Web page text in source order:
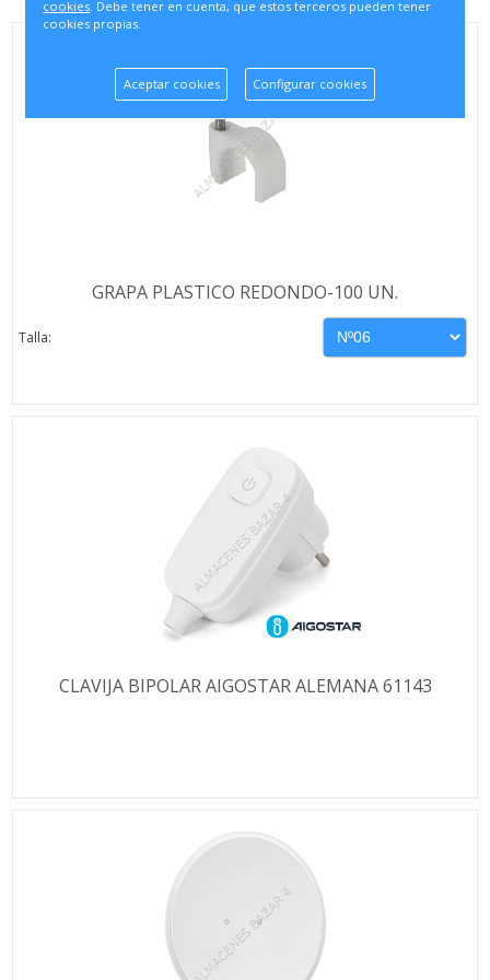
GRAPA PLASTICO REDONDO-100 UN.
Talla:
CLAVIJA BIPOLAR AIGOSTAR ALEMANA 61143
cookies. Debe tener en cuenta, que estos terceros pueden tener
cookies propias.
Aceptar cookies Configurar cookies